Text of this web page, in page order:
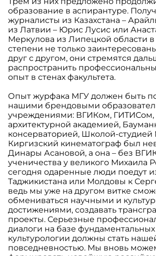
образование в аспирантуре.
журналисты из Казахстана –
из Латвии – Юрис Лусис или
Меркулова из Липецкой области
степени не только
друг с другом, они стремятся
распространить
опыт в стенах факультета.
Опыт журфака МГУ должен быть
нашими брендовыми
учреждениями: ВГИКом, ГИТИСом,
архитектурной академией,
консерваторией, Школой-студией
Киргизский кинематограф был
Динары Асановой, а она – без
ученичества у великого Михаила
сегодня одаренные люди поедут
Таджикистана или Молдовы к
ведь мы уже на другом витке
обмениваться научными и
достижениями, создавать
проекты. Серьезные
диалоги на базе фундаментальных
культурологии должны стать
повседневностью. Мы вновь